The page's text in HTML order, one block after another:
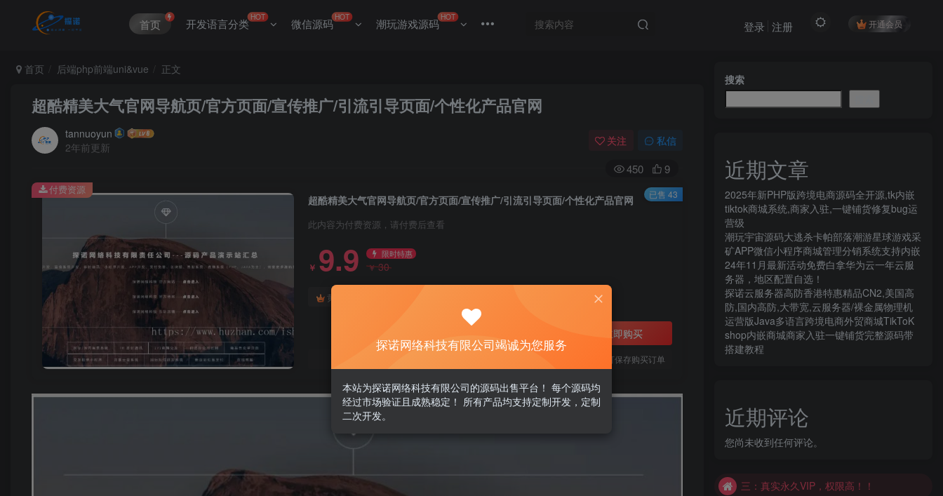
首页 开发语言分类 HOT 微信源码HOT 潮玩游戏源码 HOT
开通会员
登录 注册
首页 后端php前端uni&vue 正文
超酷精美大气官网导航页/官方页面/宣传推广/引流引导页面/个性化产品官网
tannuoyun
2年前更新
关注 私信
450 9
超酷精美大气官网导航页/官方页面/宣传推广/引流引导页面/个性化产品官网
此内容为付费资源，请付费后查看
￥ 9.9 限时特惠
￥30
黄金会员
立即购买
您当前未登录！建议登陆后购买，可保存购买订单
付费资源 已售 43
￥9.9 限时特惠
￥30
￥8.8
立即购买
您当前未登录！建议登陆后购买，可保存购买订
单
搜索
近期文章
2025年新PHP版跨境电商源码全开源,tk内嵌
tiktok商城系统,商家入驻,一键铺货修复bug运
营级
潮玩宇宙源码大逃杀卡帕部落潮游星球游戏采
矿APP微信小程序商城管理分销系统支持内嵌
24年11月最新活动免费白拿华为云一年云服
务器，地区配置自选！
探诺云服务器高防香港特惠精品CN2,美国高
防,国内高防,大带宽,云服务器/裸金属物理机
运营版Java多语言跨境电商外贸商城TikToK
shop内嵌商城商家入驻一键铺货完整源码带
搭建教程
近期评论
您尚未收到任何评论。
一：稳定性高，不跑路！！
二：资源更新快。质量高
四：永久VIP交流群福利多
探诺网络科技有限公司竭诚为您服务
本站为探诺网络科技有限公司的源码出售平台！ 每个源码均
经过市场验证且成熟稳定！ 所有产品均支持定制开发，定制
二次开发。